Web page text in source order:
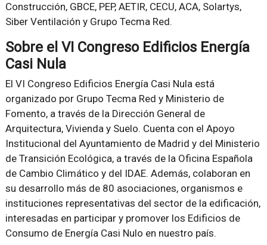
Construcción, GBCE, PEP, AETIR, CECU, ACA, Solartys,
Siber Ventilación y Grupo Tecma Red.
Sobre el VI Congreso Edificios Energía
Casi Nula
El VI Congreso Edificios Energía Casi Nula está
organizado por Grupo Tecma Red y Ministerio de
Fomento, a través de la Dirección General de
Arquitectura, Vivienda y Suelo. Cuenta con el Apoyo
Institucional del Ayuntamiento de Madrid y del Ministerio
de Transición Ecológica, a través de la Oficina Española
de Cambio Climático y del IDAE. Además, colaboran en
su desarrollo más de 80 asociaciones, organismos e
instituciones representativas del sector de la edificación,
interesadas en participar y promover los Edificios de
Consumo de Energía Casi Nulo en nuestro país.